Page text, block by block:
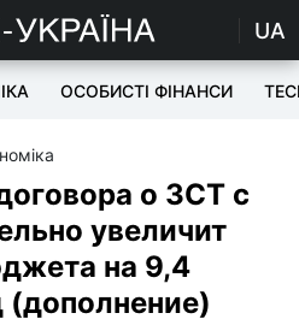
UA
ОСОБИСТІ ФІНАНСИ
о ЗСТ с
увеличит
на 9,4
(дополнение)